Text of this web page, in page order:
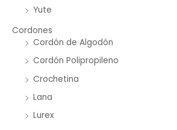
Yute
Cordones
Cordón de Algodón
Cordón Polipropileno
Crochetina
Lana
Lurex